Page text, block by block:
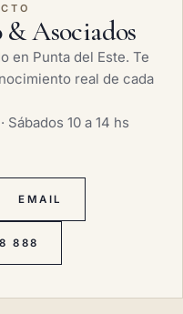
Asociados
en Punta del Este. Te
real de cada
Sábados 10 a 14 hs
EMAIL
888